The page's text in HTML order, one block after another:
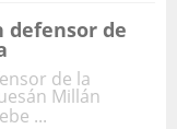
defensor de
de la
Millán
...